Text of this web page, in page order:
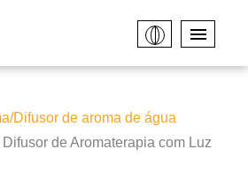
Difusor de aroma de água
de Aromaterapia com Luz